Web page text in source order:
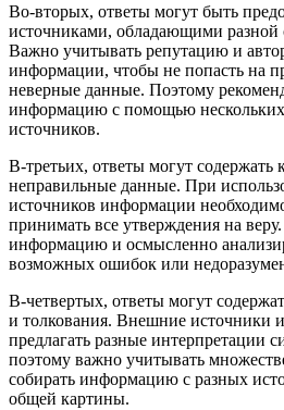
Во-вторых, ответы могут быть
источниками, обладающими разной
Важно учитывать репутацию и
информации, чтобы не попасть на
неверные данные. Поэтому
информацию с помощью
источников.
В-третьих, ответы могут содержать
неправильные данные. При
источников информации
принимать все утверждения на
информацию и осмысленно
возможных ошибок или
В-четвертых, ответы могут
и толкования. Внешние источники
предлагать разные интерпретации
поэтому важно учитывать
собирать информацию с разных
общей картины.